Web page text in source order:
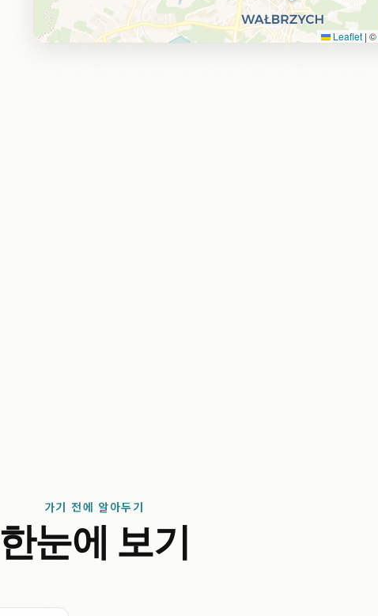
Leaflet | ©
가기 전에 알아두기
한눈에 보기